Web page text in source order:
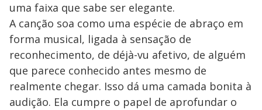
uma faixa que sabe ser elegante.
A canção soa como uma espécie de abraço em
forma musical, ligada à sensação de
reconhecimento, de déjà-vu afetivo, de alguém
que parece conhecido antes mesmo de
realmente chegar. Isso dá uma camada bonita à
audição. Ela cumpre o papel de aprofundar o